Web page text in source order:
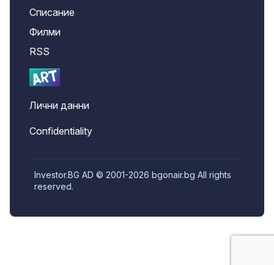
Списание
Филми
RSS
Лични данни
Confidentiality
Investor.BG AD © 2001-2026 bgonair.bg All rights
reserved.